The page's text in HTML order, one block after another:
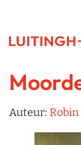
Auteur: